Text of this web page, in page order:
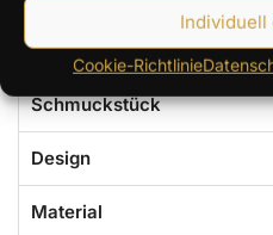
Individuell
Cookie-Richtlinie
außerdem ein Zertifikat
genannt.
Schmuckstück
Design
Material